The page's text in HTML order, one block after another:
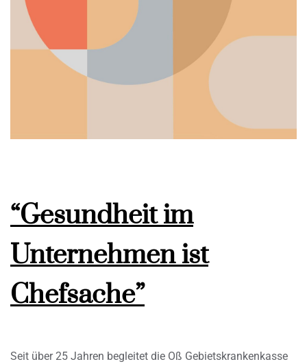
“Gesundheit im
Unternehmen ist
Chefsache”
Seit über 25 Jahren begleitet die Oß Gebietskrankenkasse